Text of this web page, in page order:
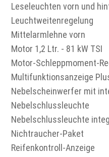
Leseleuchten vorn und
Leuchtweitenregelung
Mittelarmlehne vorn
Motor 1,2 Ltr. - 81 kW TSI
Motor-Schleppmoment-
Multifunktionsanzeige
Nebelscheinwerfer mit
Nebelschlussleuchte
Nebelschlussleuchte
Nichtraucher-Paket
Reifenkontroll-Anzeige